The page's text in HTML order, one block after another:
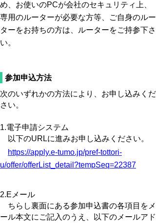
め、お使いのPCが会社のセキュリティ上、
専用のルーターが必要な方等、ご自身のルー
ターをお持ちの方は、ルーターをご持参下さ
い。
参加申込方法
次のいずれかの方法により、お申し込みくだ
さい。
1.電子申請システム
以下のURLに進みお申し込みください。
https://apply.e-tumo.jp/pref-tottori-
u/offer/offerList_detail?tempSeq=22387
2.Eメール
ちらし裏面にある参加申込書の各項目をメ
ール本文にご記入のうえ、以下のメールアド